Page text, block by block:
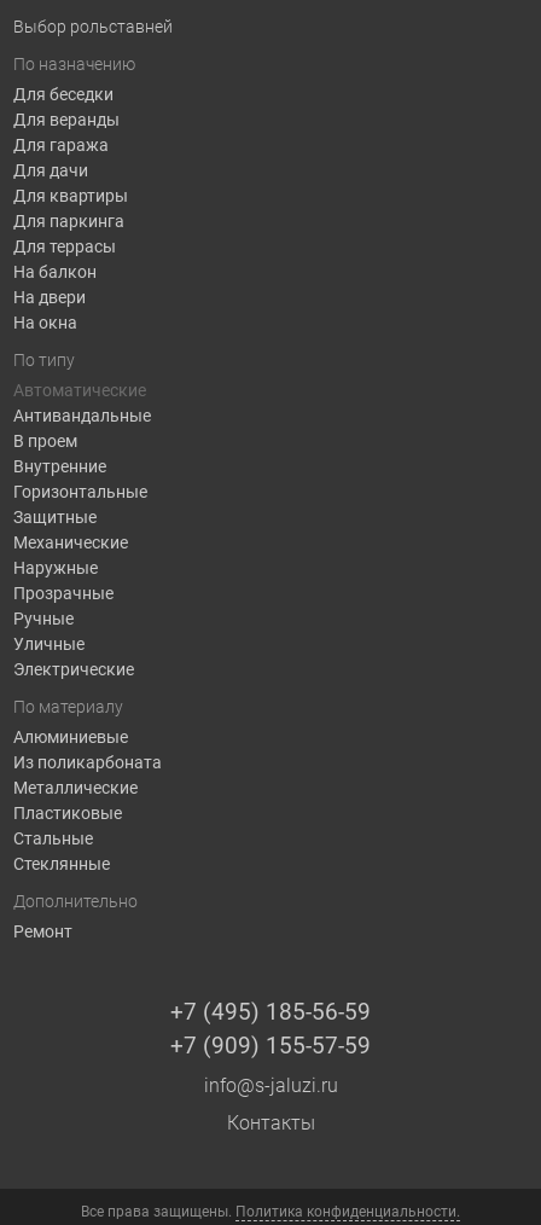
Выбор рольставней
По назначению
Для беседки
Для веранды
Для гаража
Для дачи
Для квартиры
Для паркинга
Для террасы
На балкон
На двери
На окна
По типу
Автоматические
Антивандальные
В проем
Внутренние
Горизонтальные
Защитные
Механические
Наружные
Прозрачные
Ручные
Уличные
Электрические
По материалу
Алюминиевые
Из поликарбоната
Металлические
Пластиковые
Стальные
Стеклянные
Дополнительно
Ремонт
+7 (495) 185-56-59
+7 (909) 155-57-59
info@s-jaluzi.ru
Контакты
Все права защищены. Политика конфиденциальности.